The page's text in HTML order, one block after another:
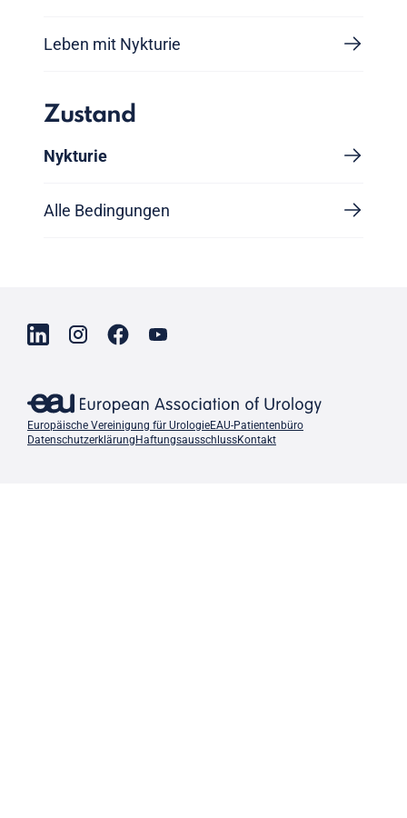
Leben mit Nykturie
Zustand
Nykturie
Alle Bedingungen
Europäische Vereinigung für UrologieEAU-Patientenbüro
Datenschutzerklärung HaftungsausschlussKontakt